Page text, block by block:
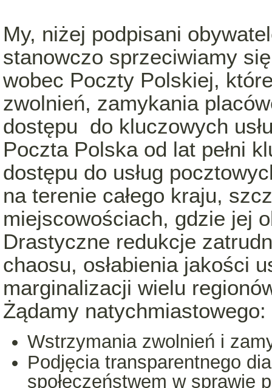
My, niżej podpisani
stanowczo sprzeciwiamy
wobec Poczty Polskiej,
zwolnień, zamykania
dostępu do kluczowych
Poczta Polska od lat pełni
dostępu do usług
na terenie całego kraju,
miejscowościach, gdzie jej
Drastyczne redukcje
chaosu, osłabienia jakości
marginalizacji wielu
Żądamy natychmiastowego:
Wstrzymania zwolnień i
Podjęcia transparentnego
społeczeństwem w sprawie